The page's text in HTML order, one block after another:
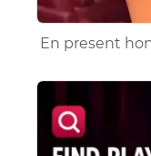
En present